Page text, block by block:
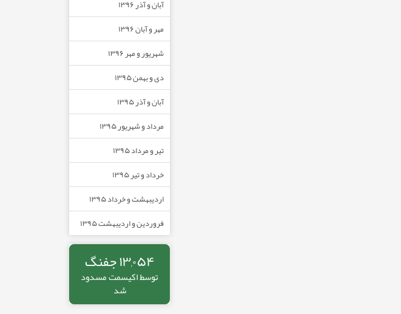
آبان و آذر ۱۳۹۶
مهر و آبان ۱۳۹۶
شهریور و مهر ۱۳۹۶
دی و بهمن ۱۳۹۵
آبان و آذر ۱۳۹۵
مرداد و شهریور ۱۳۹۵
تیر و مرداد ۱۳۹۵
خرداد و تیر ۱۳۹۵
اردیبهشت و خرداد ۱۳۹۵
فروردین و اردیبهشت ۱۳۹۵
۱۳,۰۵۴ جفنگ
توسط اکیسمت مسدود
شد